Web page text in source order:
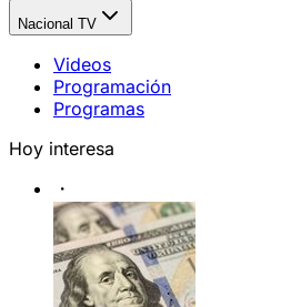
Nacional TV
Videos
Programación
Programas
Hoy interesa